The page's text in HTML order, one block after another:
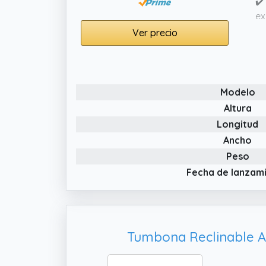
Ver precio
Modelo
Altura
Longitud
Ancho
Peso
Fecha de
Tumbona Reclinable